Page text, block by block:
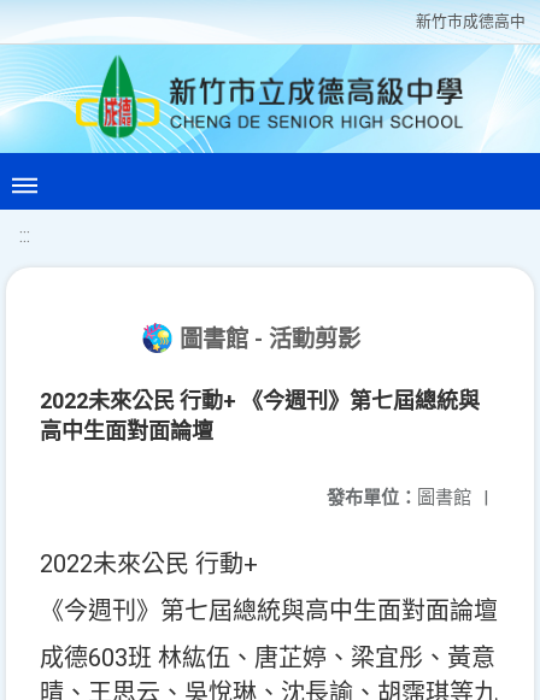
新竹巿成德高中
:::
圖書館 - 活動剪影
2022未來公民 行動+ 《今週刊》第七屆總統與
高中生面對面論壇
發布單位： 圖書館 |
2022未來公民 行動+
《今週刊》第七屆總統與高中生面對面論壇
成德603班 林紘伍、唐芷婷、梁宜彤、黃意
晴、王思云、吳悅琳、沈長諭、胡霈琪等九